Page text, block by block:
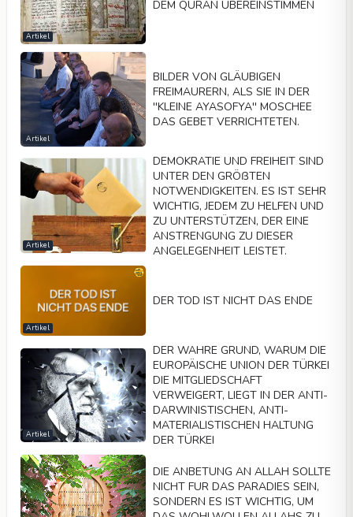
Artikel
DEM QURAN ÜBEREINSTIMMEN
Artikel
BILDER VON GLÄUBIGEN
FREIMAURERN, ALS SIE IN DER
''KLEINE AYASOFYA'' MOSCHEE
DAS GEBET VERRICHTETEN.
Artikel
DEMOKRATIE UND FREIHEIT SIND
UNTER DEN GRÖßTEN
NOTWENDIGKEITEN. ES IST SEHR
WICHTIG, JEDEM ZU HELFEN UND
ZU UNTERSTÜTZEN, DER EINE
ANSTRENGUNG ZU DIESER
ANGELEGENHEIT LEISTET.
Artikel
DER TOD IST NICHT DAS ENDE
Artikel
DER WAHRE GRUND, WARUM DIE
EUROPÄISCHE UNION DER TÜRKEI
DIE MITGLIEDSCHAFT
VERWEIGERT, LIEGT IN DER ANTI-
DARWINISTISCHEN, ANTI-
MATERIALISTISCHEN HALTUNG
DER TÜRKEI
DIE ANBETUNG AN ALLAH SOLLTE
NICHT FUR DAS PARADIES SEIN,
SONDERN ES IST WICHTIG, UM